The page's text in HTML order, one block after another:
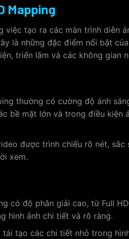
Mapping
tạo ra các màn trình diễn
là những đặc điểm nổi bật
triển lãm và các không gian
thường có cường độ ánh
bề mặt lớn và trong điều kiện
được trình chiếu rõ nét, sắc
xem.
có độ phân giải cao, từ Full
hình ảnh chi tiết và rõ ràng.
tạo các chi tiết nhỏ trong